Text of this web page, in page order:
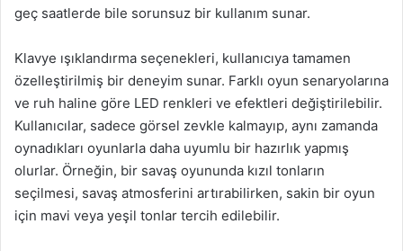
geç saatlerde bile sorunsuz bir kullanım sunar.
Klavye ışıklandırma seçenekleri, kullanıcıya tamamen
özelleştirilmiş bir deneyim sunar. Farklı oyun senaryolarına
ve ruh haline göre LED renkleri ve efektleri değiştirilebilir.
Kullanıcılar, sadece görsel zevkle kalmayıp, aynı zamanda
oynadıkları oyunlarla daha uyumlu bir hazırlık yapmış
olurlar. Örneğin, bir savaş oyununda kızıl tonların
seçilmesi, savaş atmosferini artırabilirken, sakin bir oyun
için mavi veya yeşil tonlar tercih edilebilir.